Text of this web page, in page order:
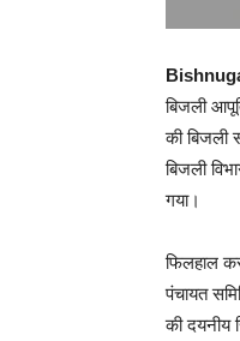
बिजली
की बिजली
बिजली
गया।
फिलहाल
पंचायत
की दयनीय